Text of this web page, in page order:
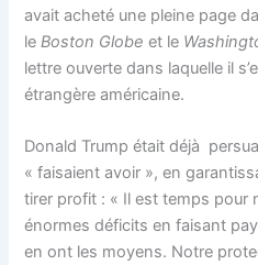
avait acheté une pleine page
leBoston Globe et le
lettre ouverte dans laquelle il
étrangère américaine.
Donald Trump était déjà
« faisaient avoir », en
tirer profit : « Il est temps pour
énormes déficits en faisant
en ont les moyens. Notre